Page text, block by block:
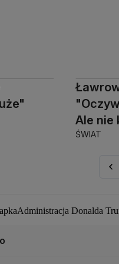
Ale nie
ŚWIAT
Administracja Donalda